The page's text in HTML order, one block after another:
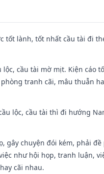
tốt lành, tốt nhất cầu tài đi
lộc, cầu tài mờ mịt. Kiện cáo
tranh cãi, mâu thuẫn
lộc, cầu tài thì đi hướng
gây chuyện đói kém, phải
như hội họp, tranh luận,
cãi nhau.